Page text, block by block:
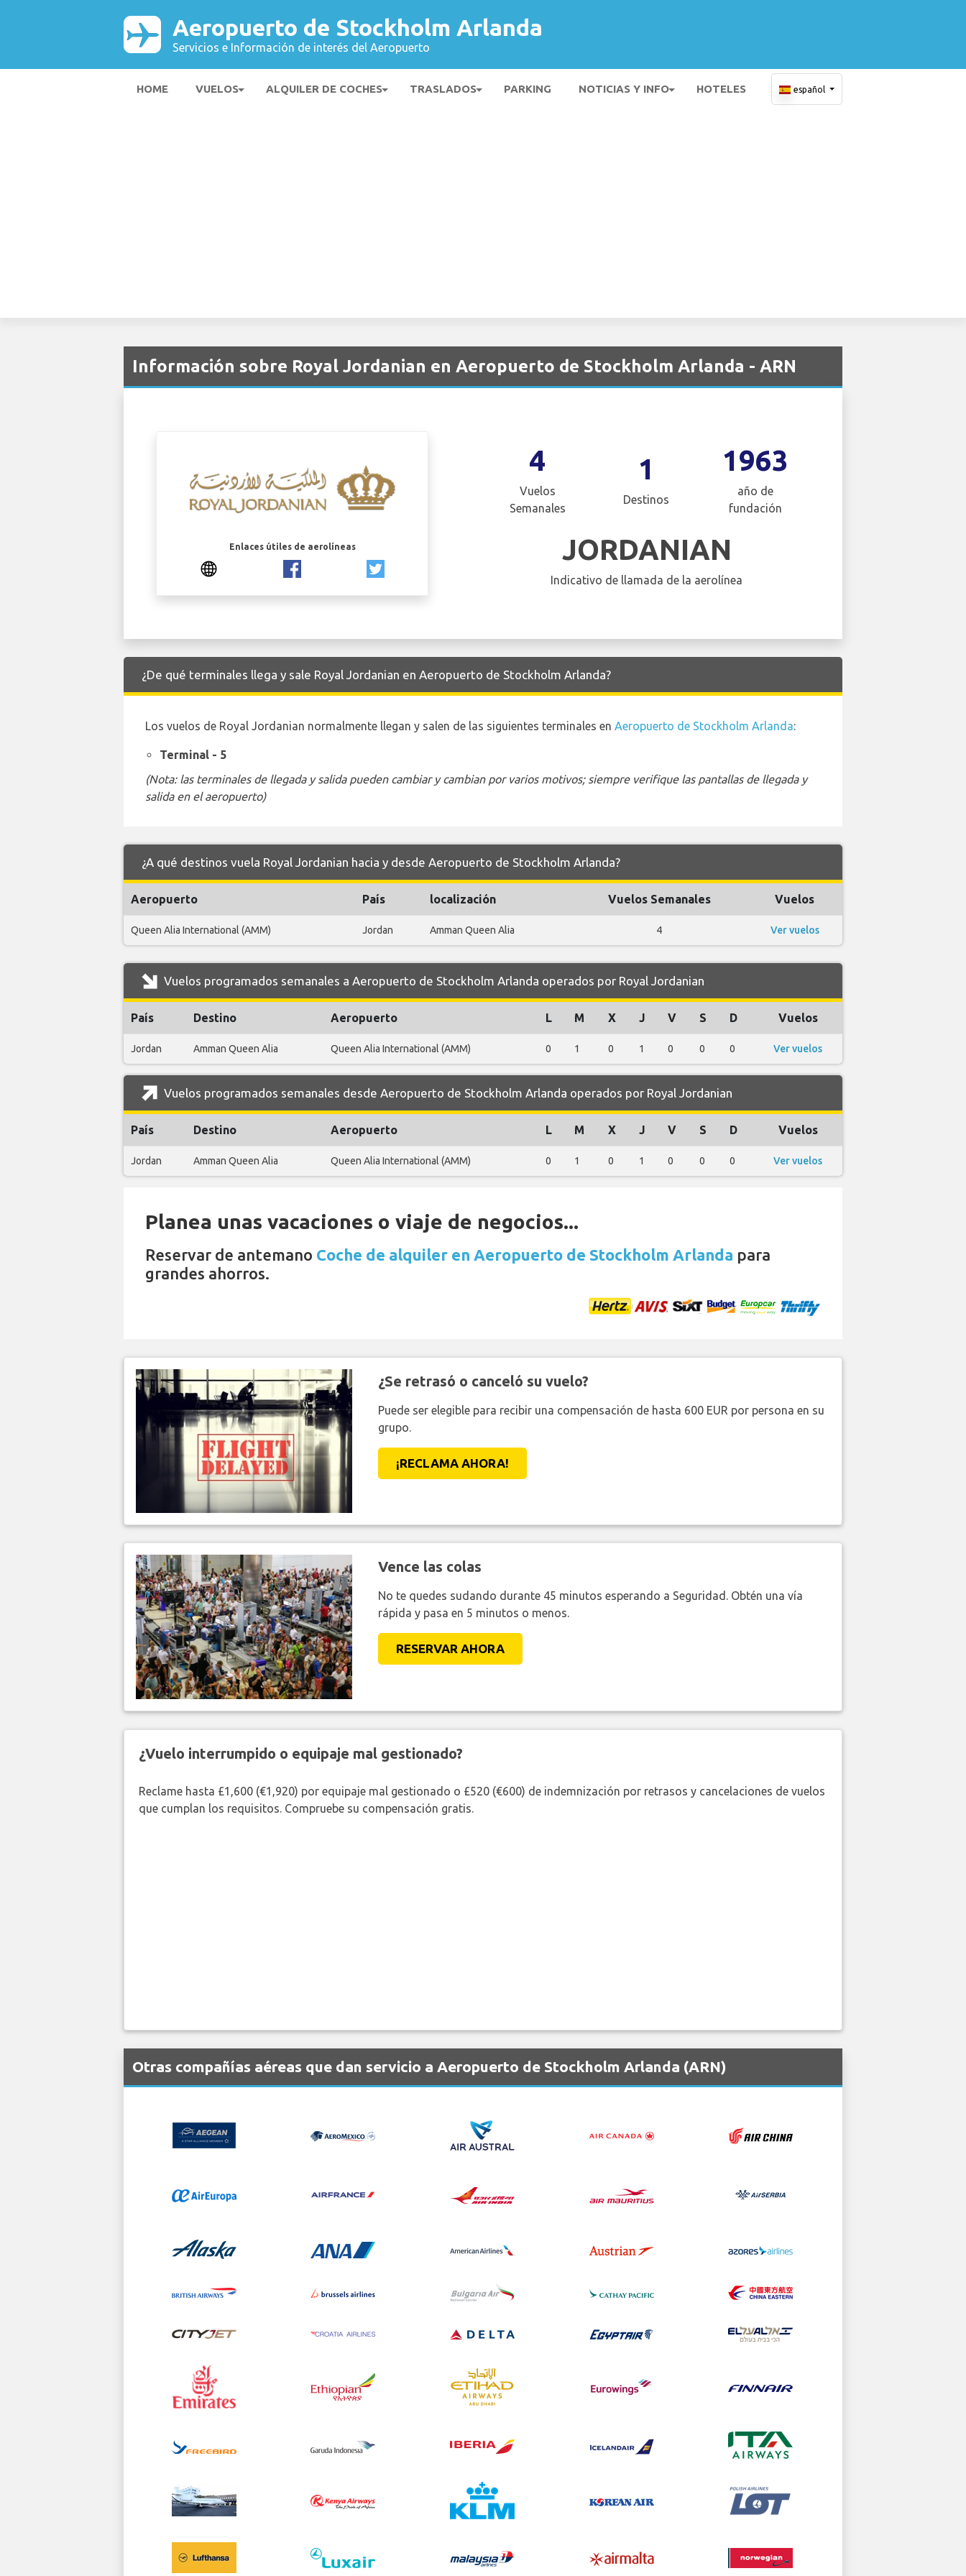
Aeropuerto de Stockholm Arlanda
Servicios e Información de interés del Aeropuerto
HOME VUELOS ALQUILER DE COCHES TRASLADOS PARKING NOTICIAS Y INFO HOTELES español
Información sobre Royal Jordanian en Aeropuerto de Stockholm Arlanda - ARN
Enlaces útiles de aerolíneas
4
Vuelos
Semanales
1
Destinos
1963
año de
fundación
JORDANIAN
Indicativo de llamada de la aerolínea
¿De qué terminales llega y sale Royal Jordanian en Aeropuerto de Stockholm Arlanda?
Los vuelos de Royal Jordanian normalmente llegan y salen de las siguientes terminales en Aeropuerto de Stockholm Arlanda:
Terminal - 5
(Nota: las terminales de llegada y salida pueden cambiar y cambian por varios motivos; siempre verifique las pantallas de llegada y
salida en el aeropuerto)
¿A qué destinos vuela Royal Jordanian hacia y desde Aeropuerto de Stockholm Arlanda?
Aeropuerto País localización Vuelos Semanales Vuelos
Queen Alia International (AMM) Jordan Amman Queen Alia 4 Ver vuelos
Vuelos programados semanales a Aeropuerto de Stockholm Arlanda operados por Royal Jordanian
País Destino Aeropuerto L M X J V S D Vuelos
Jordan Amman Queen Alia Queen Alia International (AMM) 0 1 0 1 0 0 0 Ver vuelos
Vuelos programados semanales desde Aeropuerto de Stockholm Arlanda operados por Royal Jordanian
País Destino Aeropuerto L M X J V S D Vuelos
Jordan Amman Queen Alia Queen Alia International (AMM) 0 1 0 1 0 0 0 Ver vuelos
Planea unas vacaciones o viaje de negocios...
Reservar de antemano Coche de alquiler en Aeropuerto de Stockholm Arlanda para
grandes ahorros.
¿Se retrasó o canceló su vuelo?
Puede ser elegible para recibir una compensación de hasta 600 EUR por persona en su
grupo.
¡RECLAMA AHORA!
Vence las colas
No te quedes sudando durante 45 minutos esperando a Seguridad. Obtén una vía
rápida y pasa en 5 minutos o menos.
RESERVAR AHORA
¿Vuelo interrumpido o equipaje mal gestionado?
Reclame hasta £1,600 (€1,920) por equipaje mal gestionado o £520 (€600) de indemnización por retrasos y cancelaciones de vuelos
que cumplan los requisitos. Compruebe su compensación gratis.
Otras compañías aéreas que dan servicio a Aeropuerto de Stockholm Arlanda (ARN)